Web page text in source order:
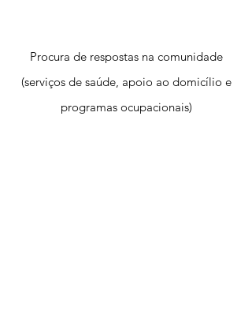
Procura de respostas na comunidade
(serviços de saúde, apoio ao domicílio e
programas ocupacionais)